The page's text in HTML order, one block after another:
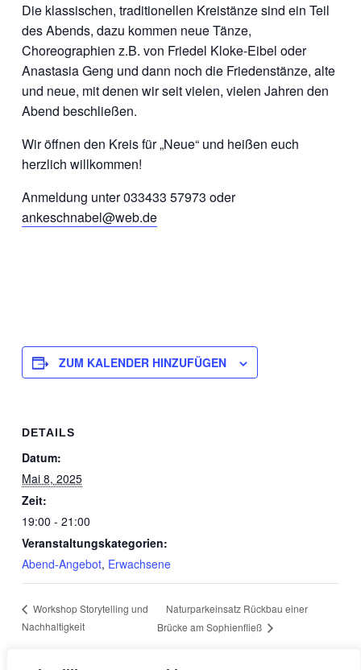
Die klassischen, traditionellen Kreistänze sind ein Teil
des Abends, dazu kommen neue Tänze,
Choreographien z.B. von Friedel Kloke-Eibel oder
Anastasia Geng und dann noch die Friedenstänze, alte
und neue, mit denen wir seit vielen, vielen Jahren den
Abend beschließen.
Wir öffnen den Kreis für „Neue“ und heißen euch
herzlich willkommen!
Anmeldung unter 033433 57973 oder
ankeschnabel@web.de
ZUM KALENDER HINZUFÜGEN
DETAILS
Datum:
Mai 8, 2025
Zeit:
19:00 - 21:00
Veranstaltungskategorien:
Abend-Angebot, Erwachsene
Workshop Storytelling und
Nachhaltigkeit
Naturparkeinsatz Rückbau einer
Brücke am Sophienfließ